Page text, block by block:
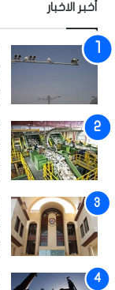
أخبر الاخبار